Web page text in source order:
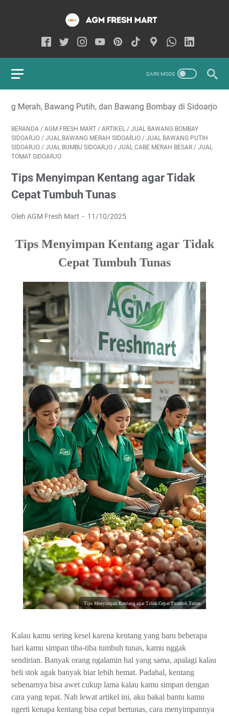
dan Bawang Bombay di Sidoarjo
BERANDA / AGM FRESH MART / ARTIKEL / JUAL BAWANG BOMBAY
SIDOARJO / JUAL BAWANG MERAH SIDOARJO / JUAL BAWANG PUTIH
SIDOARJO / JUAL BUMBU SIDOARJO / JUAL CABE MERAH BESAR / JUAL
TOMAT SIDOARJO
Tips Menyimpan Kentang agar Tidak
Cepat Tumbuh Tunas
Oleh AGM Fresh Mart 11/10/2025
Tips Menyimpan Kentang agar Tidak
Cepat Tumbuh Tunas
Tips Menyimpan Kentang agar Tidak Cepat Tumbuh Tunas
Kalau kamu sering kesel karena kentang yang baru beberapa
hari kamu simpan tiba-tiba tumbuh tunas, kamu nggak
sendirian. Banyak orang ngalamin hal yang sama, apalagi kalau
beli stok agak banyak biar lebih hemat. Padahal, kentang
sebenarnya bisa awet cukup lama kalau kamu simpan dengan
cara yang tepat. Nah lewat artikel ini, aku bakal bantu kamu
ngerti kenapa kentang bisa cepat bertunas, cara menyimpannya